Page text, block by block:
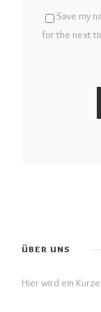
Save my
for the next
ÜBER UNS
Hier wird ein